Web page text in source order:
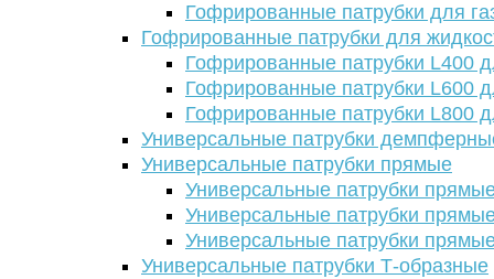
Гофрированные патрубки для
Гофрированные патрубки для
Гофрированные патрубки L400
Гофрированные патрубки L600
Гофрированные патрубки L800
Универсальные патрубки
Универсальные патрубки прямые
Универсальные патрубки
Универсальные патрубки
Универсальные патрубки
Универсальные патрубки Т-образные